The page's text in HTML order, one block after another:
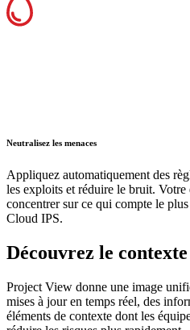
Neutralisez les menaces
Appliquez automatiquement des
les exploits et réduire le bruit. Votre
concentrer sur ce qui compte le
Cloud IPS.
Découvrez le
Project View donne une image
mises à jour en temps réel, des
éléments de contexte dont les